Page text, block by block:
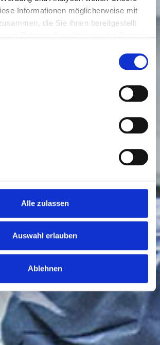
Informationen möglicherweise mit
die Sie ihnen bereitgestellt
Alle zulassen
Auswahl erlauben
Ablehnen